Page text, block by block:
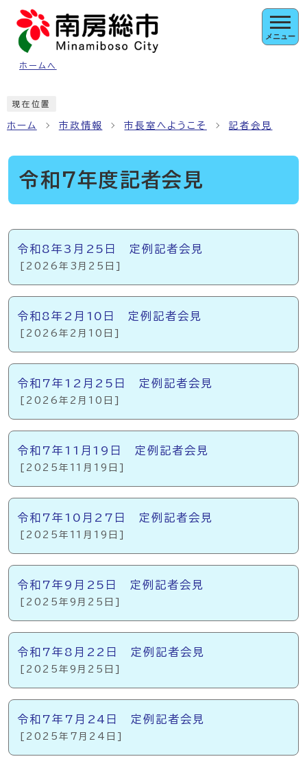
ページの先頭です
ホームへ
メニュー
現在位置
ホーム 市政情報 市長室へようこそ 記者会見
令和7年度記者会見
メインメニュー
令和8年3月25日 定例記者会見
[2026年3月25日]
令和8年2月10日 定例記者会見
[2026年2月10日]
令和7年12月25日 定例記者会見
[2026年2月10日]
令和7年11月19日 定例記者会見
[2025年11月19日]
令和7年10月27日 定例記者会見
[2025年11月19日]
令和7年9月25日 定例記者会見
[2025年9月25日]
令和7年8月22日 定例記者会見
[2025年9月25日]
令和7年7月24日 定例記者会見
[2025年7月24日]